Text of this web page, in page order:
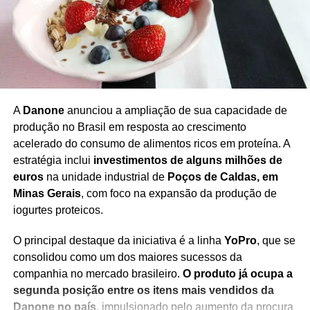
TÓPICOS RELACIONADOS
CENSURA ACADÊMICA
DANOS MORAIS
DECISÃO LIMINAR
EDUCAÇÃO PÚBLICA
EVENTO ACADÊMICO
GRUPO GAEP
JUSTIÇA FEDERAL
LIBERDADE DE EXPRESSÃO
MULTA NEGADA
PERFORMANCE ARTÍSTICA
PERFORMANCE ERÓTICA
POLÍTICA E EDUCAÇÃO
TERTULIANA LUSTOSA
UNIVERSIDADES FEDERAIS
VIRALIZAÇÃO REDES SOCIAIS
PRÓXIMO
“perseguição política”
NÃO PERCA
Dólar sobe e economistas elevam previsão do
PIB e cortam expectativa de inflação
A Danoneanunciou a ampliação de sua capacidade de
produção no Brasil em resposta ao crescimento
acelerado do consumo de alimentos ricos em proteína. A
estratégia inclui investimentos de alguns milhões de
eurosna unidade industrial de Poços de Caldas, em
Minas Gerais, com foco na expansão da produção de
iogurtes proteicos.
O principal destaque da iniciativa é a linha YoPro, que se
consolidou como um dos maiores sucessos da
companhia no mercado brasileiro. O produto já ocupa a
segunda posição entre os itens mais vendidos da
Danone no país, impulsionado pelo aumento da procura